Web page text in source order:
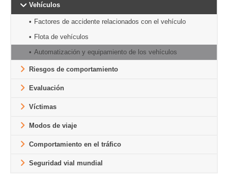
Vehículos
Factores de accidente relacionados con el vehículo
Flota de vehículos
Automatización y equipamiento de los vehículos
Riesgos de comportamiento
Evaluación
Víctimas
Modos de viaje
Comportamiento en el tráfico
Seguridad vial mundial